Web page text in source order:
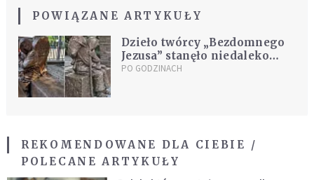
POWIĄZANE ARTYKUŁY
Dzieło twórcy „Bezdomnego
Jezusa” stanęło niedaleko
Santiago de Compostela
PO GODZINACH
REKOMENDOWANE DLA CIEBIE /
POLECANE ARTYKUŁY